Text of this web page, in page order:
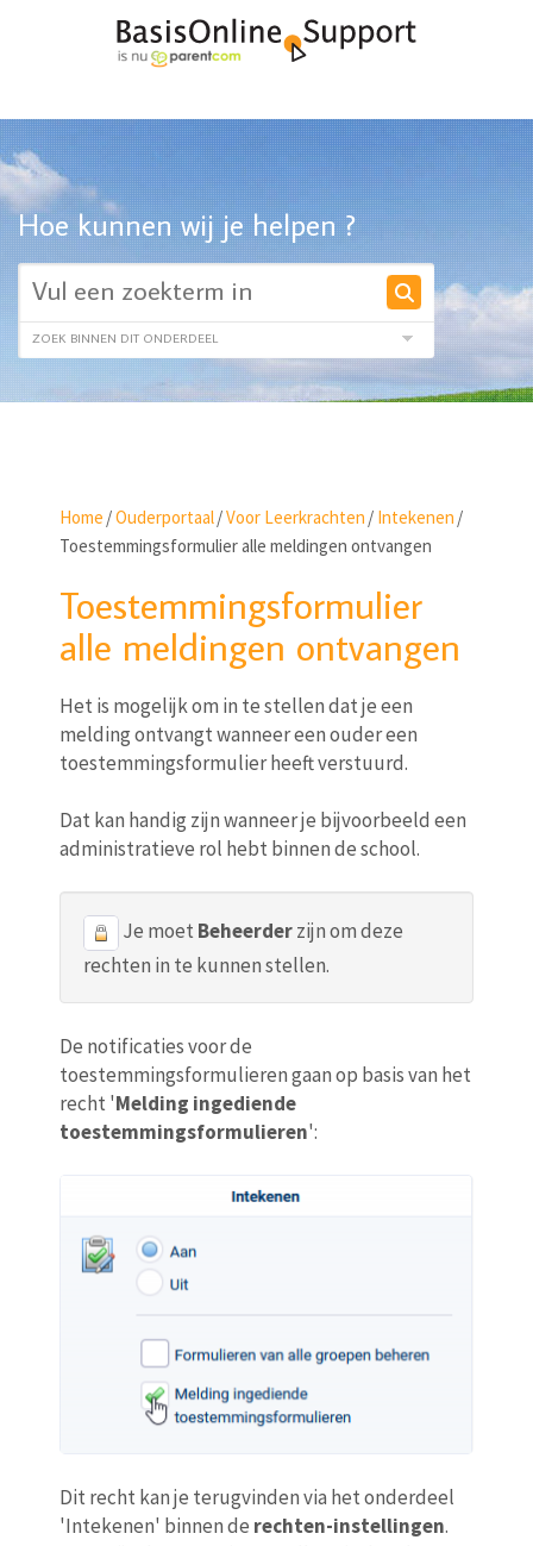
Hoe kunnen wij je helpen ?
Home /Ouderportaal/Voor Leerkrachten / Intekenen /
Toestemmingsformulier alle meldingen ontvangen
Toestemmingsformulier
alle meldingen ontvangen
Het is mogelijk om in te stellen dat je een
melding ontvangt wanneer een ouder een
toestemmingsformulier heeft verstuurd.
Dat kan handig zijn wanneer je bijvoorbeeld een
administratieve rol hebt binnen de school.
Je moet Beheerderzijn om deze
rechten in te kunnen stellen.
De notificaties voor de
toestemmingsformulieren gaan op basis van het
recht 'Melding ingediende
toestemmingsformulieren':
Dit recht kan je terugvinden via het onderdeel
'Intekenen' binnen de rechten-instellingen.